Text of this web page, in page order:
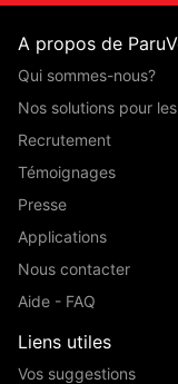
A propos de
Qui sommes-nous?
Nos solutions pour
Recrutement
Témoignages
Presse
Applications
Nous contacter
Aide - FAQ
Liens utiles
Vos suggestions